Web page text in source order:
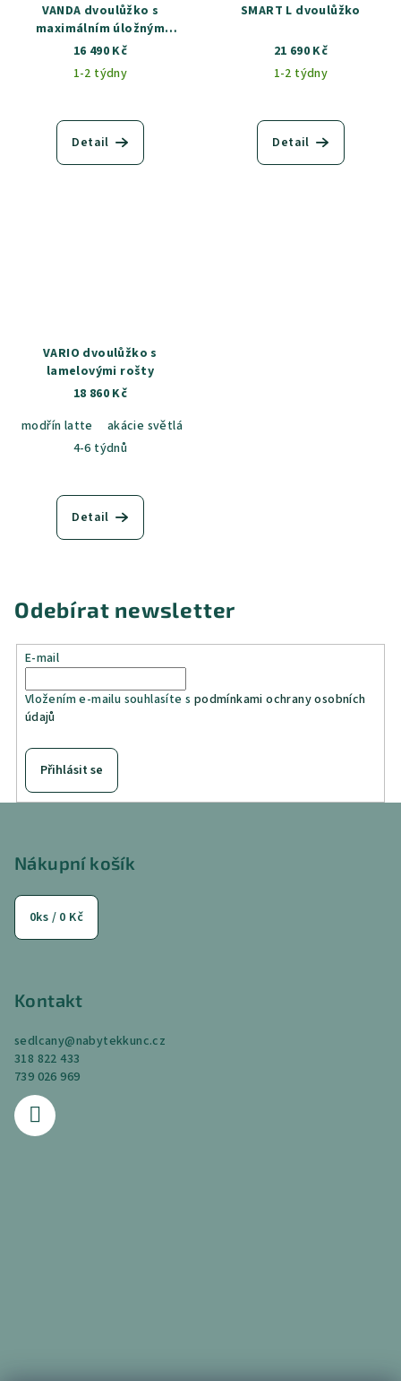
VANDA dvoulůžko s
maximálním úložným
prostorem
16 490 Kč
1-2 týdny
Detail
SMART L dvoulůžko
21 690 Kč
1-2 týdny
Detail
VARIO dvoulůžko s
lamelovými rošty
18 860 Kč
modřín latte
akácie světlá
4-6 týdnů
Detail
Odebírat newsletter
E-mail
Vložením e-mailu souhlasíte s podmínkami ochrany osobních
údajů
Přihlásit se
Nákupní košík
0ks / 0 Kč
Kontakt
sedlcany@nabytekkunc.cz
318 822 433
739 026 969